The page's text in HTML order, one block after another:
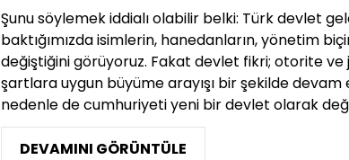
Şunu söylemek iddialı olabilir belki: Türk devlet
baktığımızda isimlerin, hanedanların, yönetim
değiştiğini görüyoruz. Fakat devlet fikri; otorite ve
şartlara uygun büyüme arayışı bir şekilde devam
nedenle de cumhuriyeti yeni bir devlet olarak
DEVAMINI GÖRÜNTÜLE